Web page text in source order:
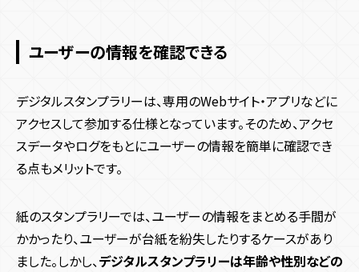
ユーザーの情報を確認できる
デジタルスタンプラリーは、専用のWebサイト・アプリなどに
アクセスして参加する仕様となっています。そのため、アクセ
スデータやログをもとにユーザーの情報を簡単に確認でき
る点もメリットです。
紙のスタンプラリーでは、ユーザーの情報をまとめる手間が
かかったり、ユーザーが台紙を紛失したりするケースがあり
ました。しかし、デジタルスタンプラリーは年齢や性別などの